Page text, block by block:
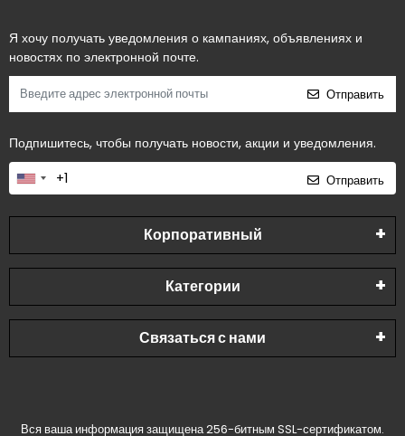
Я хочу получать уведомления о кампаниях, объявлениях и
новостях по электронной почте.
Отправить
Подпишитесь, чтобы получать новости, акции и уведомления.
Отправить
Корпоративный
Категории
Связаться с нами
Вся ваша информация защищена 256-битным SSL-сертификатом.